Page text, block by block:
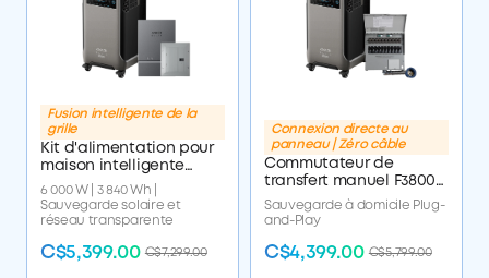
Fusion intelligente de la
grille
Kit d'alimentation pour
maison intelligente
F3800 Plus +
6 000 W | 3 840 Wh |
Sauvegarde solaire et
réseau transparente
C$5,399.00 C$7,299.00
Connexion directe au
panneau | Zéro câble
Commutateur de
transfert manuel F3800
Plus + 10 circuits
Sauvegarde à domicile Plug-
and-Play
C$4,399.00 C$5,799.00